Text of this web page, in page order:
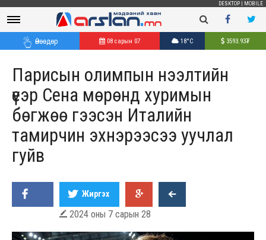
DESKTOP MOBILE
Өнөөдөр 08 сарын 07 18°C 3593.93₮
Парисын олимпын нээлтийн
үеэр Сена мөрөнд хуримын
бөгжөө гээсэн Италийн
тамирчин эхнэрээсээ уучлал
гуйв
Жиргэх
 2024 оны 7 сарын 28